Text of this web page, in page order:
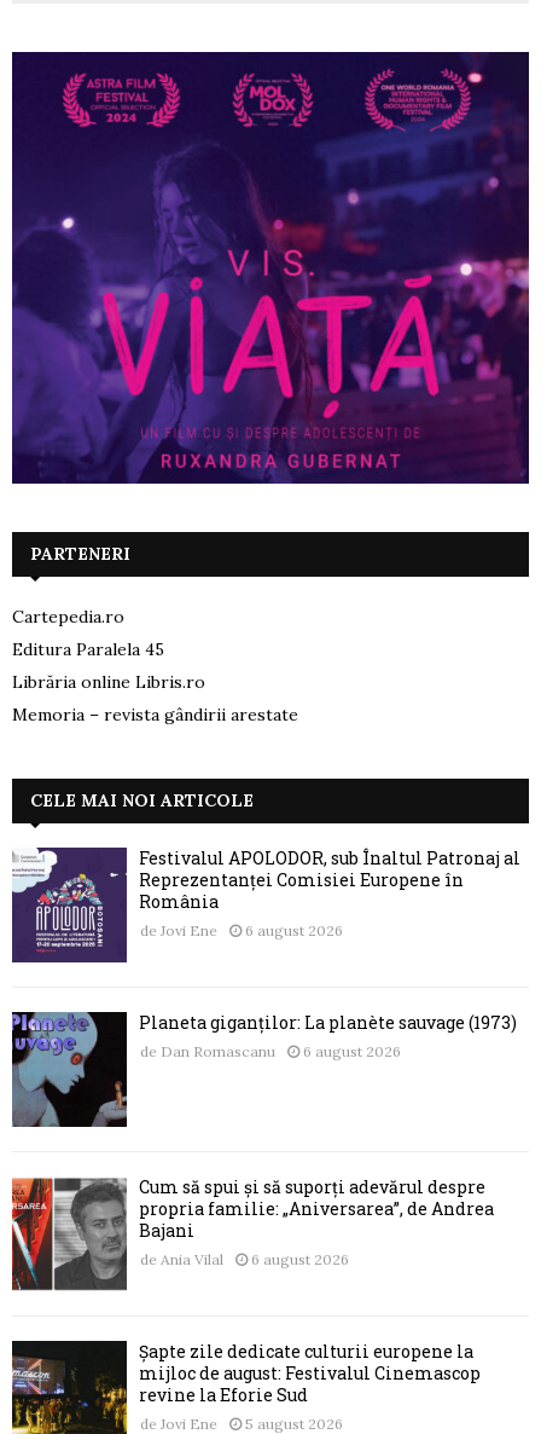
PARTENERI
Cartepedia.ro
Editura Paralela 45
Librăria online Libris.ro
Memoria – revista gândirii arestate
CELE MAI NOI ARTICOLE
Festivalul APOLODOR, sub Înaltul Patronaj al
Reprezentanței Comisiei Europene în
România
de Jovi Ene 6 august 2026
Planeta giganților: La planète sauvage (1973)
de Dan Romascanu 6 august 2026
Cum să spui și să suporți adevărul despre
propria familie: „Aniversarea”, de Andrea
Bajani
de Ania Vilal 6 august 2026
Șapte zile dedicate culturii europene la
mijloc de august: Festivalul Cinemascop
revine la Eforie Sud
de Jovi Ene 5 august 2026